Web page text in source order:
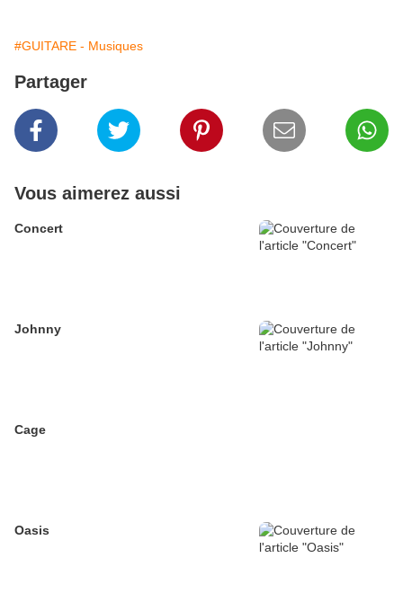
#GUITARE - Musiques
Partager
Vous aimerez aussi
Concert
Johnny
Cage
Oasis